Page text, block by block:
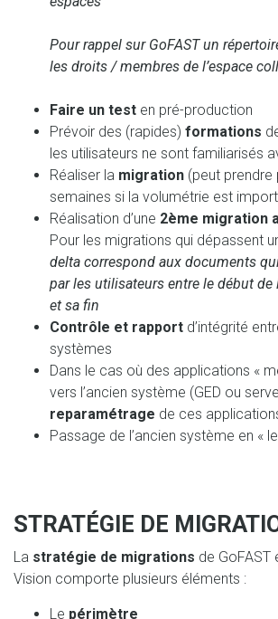
Pour rappel sur GoFAST un
les droits / membres de l’espace
Faire un test en pré-production
Prévoir des (rapides) formations
les utilisateurs ne sont familiarisés
Réaliser la migration (peut prendre
semaines si la volumétrie est
Réalisation d’une 2ème migration
Pour les migrations qui dépassent
delta correspond aux documents
par les utilisateurs entre le début de
et sa fin
Contrôle et rapport d’intégrité
systèmes
Dans le cas où des applications «
vers l’ancien système (GED ou
reparamétrage de ces
Passage de l’ancien système en «
STRATÉGIE DE
La stratégie de migrations de GoFAST
Vision comporte plusieurs éléments :
Le périmètre